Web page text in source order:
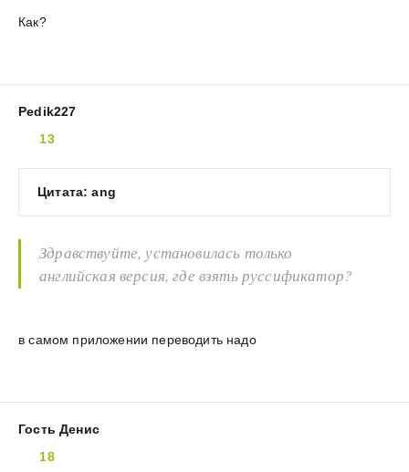
Как?
Pedik227
13
Цитата: ang
Здравствуйте, установилась только
английская версия, где взять руссификатор?
в самом приложении переводить надо
Гость Денис
18